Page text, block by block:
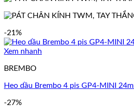
-21%
Xem nhanh
BREMBO
Heo dầu Brembo 4 pis GP4-MINI
-27%